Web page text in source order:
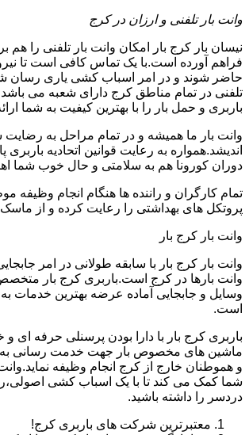
وانت بار تلفنی و ارزان در کرج
نیسان بار کرج بار امکان وانت بار تلفنی را هم
فراهم آورده است.با یک تماس کافی است تا
حاضر شوند و در امر اسباب کشی یاری رسان
تلفنی در تمام مناطق کرج دارای شعبه می
باربری و حمل بار را با بهترین کیفیت به شما
وانت بار ما همیشه و در تمام مراحل به
اندیشد.همواره به رعایت قوانین اتحادیه باربری
دوران کورونا هم به سلامتی و حال خوب شما
تمام کارگران و راننده ها هنگام انجام وظیفه
پروتکل های بهداشتی را رعایت کرده و از ماسک
وانت بار کرج بار
وانت بار کرج بار با سابقه طولانی در امر
وانت بارها در کرج است.باربری کرج بار
وسایل و جابجایی آماده عرضه بهترین خدمات
است.
باربری کرج بار با دارا بودن پرسنلی حرفه ای
ماشین های مخصوص بار جهت خدمت رسانی
و هموطنان خارج از کرج انجام وظیفه
شما کمک می کند تا با یک اسباب کشی
دردسر را داشته باشید.
معتبرترین شرکت های باربری کرج!